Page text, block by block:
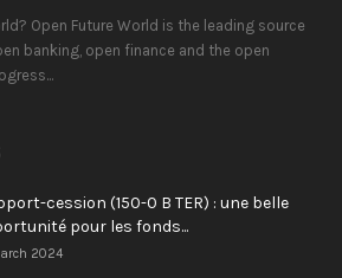
Open Future World is the leading source
banking, open finance and the open
cession (150-0 B TER) : une belle
pour les fonds...
2024